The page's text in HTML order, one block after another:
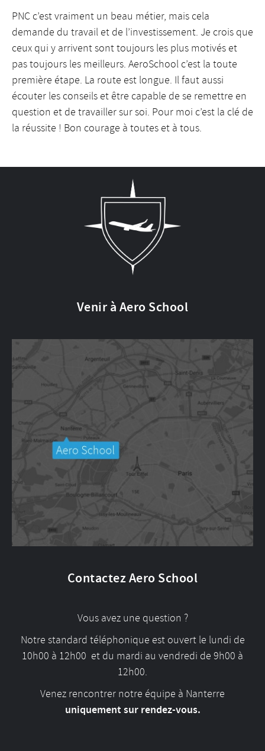
PNC c’est vraiment un beau métier, mais cela
demande du travail et de l’investissement. Je crois que
ceux qui y arrivent sont toujours les plus motivés et
pas toujours les meilleurs. AeroSchool c’est la toute
première étape. La route est longue. Il faut aussi
écouter les conseils et être capable de se remettre en
question et de travailler sur soi. Pour moi c’est la clé de
la réussite ! Bon courage à toutes et à tous.
Venir à Aero School
Contactez Aero School
Vous avez une question ?
Notre standard téléphonique est ouvert le lundi de
10h00 à 12h00 et du mardi au vendredi de 9h00 à
12h00.
Venez rencontrer notre équipe à Nanterre
uniquement sur rendez-vous.